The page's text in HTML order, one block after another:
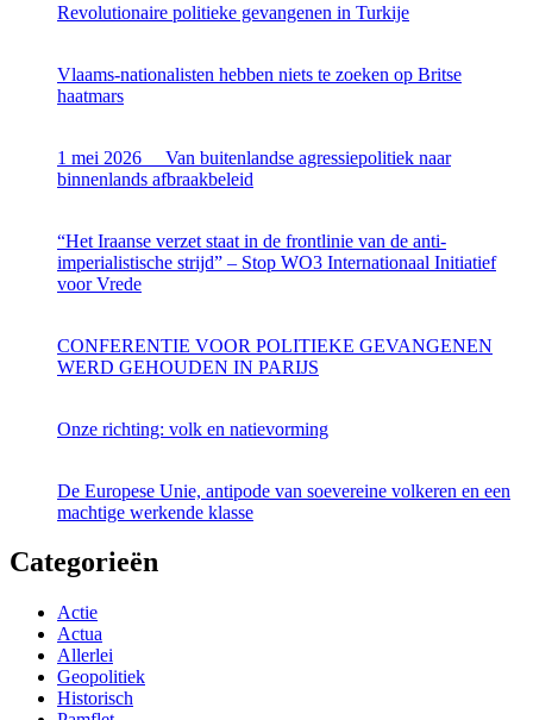
Revolutionaire politieke gevangenen in Turkije
Vlaams-nationalisten hebben niets te zoeken op Britse
haatmars
1 mei 2026 Van buitenlandse agressiepolitiek naar
binnenlands afbraakbeleid
“Het Iraanse verzet staat in de frontlinie van de anti-
imperialistische strijd” – Stop WO3 Internationaal Initiatief
voor Vrede
CONFERENTIE VOOR POLITIEKE GEVANGENEN
WERD GEHOUDEN IN PARIJS
Onze richting: volk en natievorming
De Europese Unie, antipode van soevereine volkeren en een
machtige werkende klasse
Categorieën
Actie
Actua
Allerlei
Geopolitiek
Historisch